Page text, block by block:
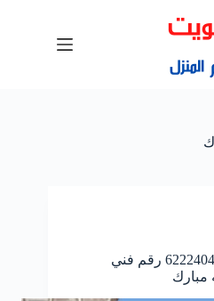
فني تكييف عبدالله مبارك 62224041 رقم فني
مبارك